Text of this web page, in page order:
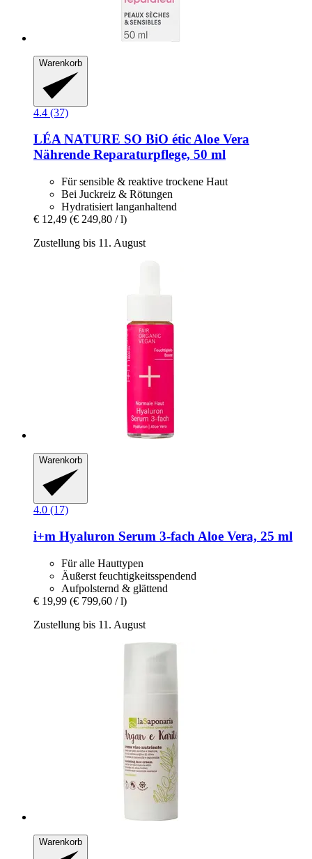
Warenkorb
4.4 (37)
LÉA NATURE SO BiO éticAloe Vera
Nährende Reparaturpflege, 50 ml
Für sensible & reaktive trockene Haut
Bei Juckreiz & Rötungen
Hydratisiert langanhaltend
€ 12,49 (€ 249,80 / l)
Zustellung bis 11. August
Warenkorb
4.0 (17)
i+m Hyaluron Serum 3-​fach Aloe Vera, 25 ml
Für alle Hauttypen
Äußerst feuchtigkeitsspendend
Aufpolsternd & glättend
€ 19,99 (€ 799,60 / l)
Zustellung bis 11. August
Warenkorb